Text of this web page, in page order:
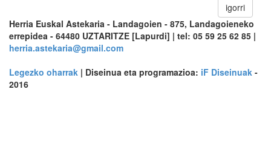
igorri
Herria Euskal Astekaria - Landagoien - 875, Landagoieneko
errepidea - 64480 UZTARITZE [Lapurdi] | tel: 05 59 25 62 85 |
herria.astekaria@gmail.com
Legezko oharrak | Diseinua eta programazioa: iF Diseinuak -
2016